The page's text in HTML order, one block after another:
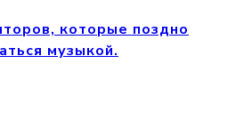
которые поздно
музыкой.